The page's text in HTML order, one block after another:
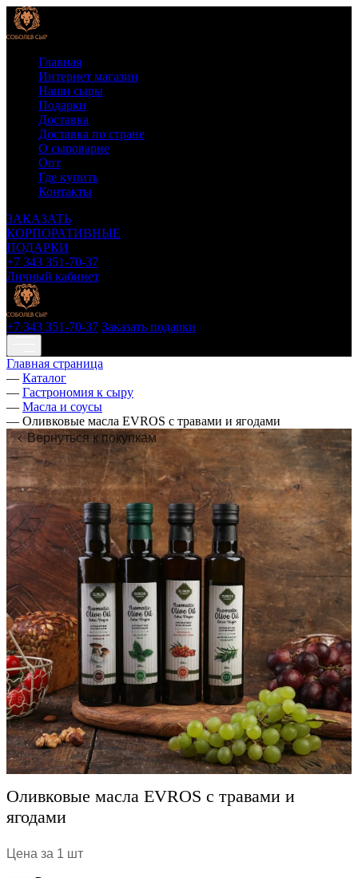
Главная
Интернет магазин
Наши сыры
Подарки
Доставка
Доставка по стране
О сыроварне
Опт
Где купить
Контакты
ЗАКАЗАТЬ
КОРПОРАТИВНЫЕ
ПОДАРКИ
+7 343 351-70-37
Личный кабинет
+7 343 351-70-37 Заказать подарки
Главная страница
— Каталог
— Гастрономия к сыру
— Масла и соусы
— Оливковые масла EVROS с травами и ягодами
Вернуться к покупкам
Оливковые масла EVROS с травами и
ягодами
Цена за 1 шт